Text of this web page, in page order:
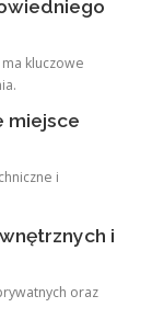
kluczowe
miejsce
i
i
oraz